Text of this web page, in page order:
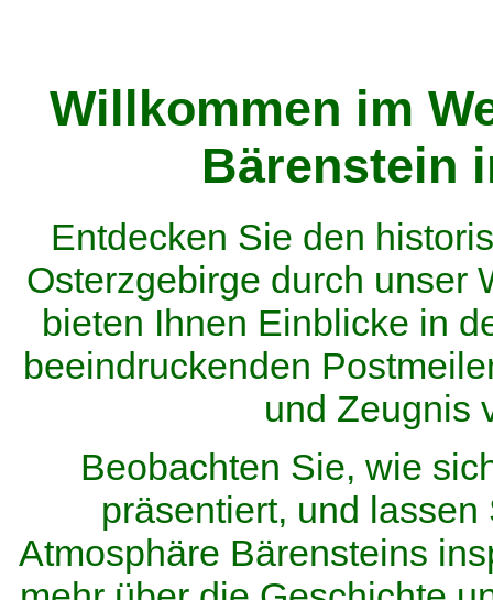
Willkommen im
Bärenstein
Entdecken Sie den
Osterzgebirge durch unser
bieten Ihnen Einblicke in
beeindruckenden
und Zeugnis
Beobachten Sie, wie
präsentiert, und
Atmosphäre Bärensteins